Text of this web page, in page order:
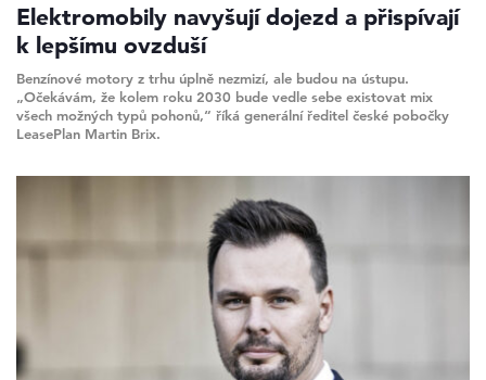
Elektromobily navyšují dojezd a přispívají
k lepšímu ovzduší
Benzínové motory z trhu úplně nezmizí, ale budou na ústupu.
„Očekávám, že kolem roku 2030 bude vedle sebe existovat mix
všech možných typů pohonů,“ říká generální ředitel české pobočky
LeasePlan Martin Brix.